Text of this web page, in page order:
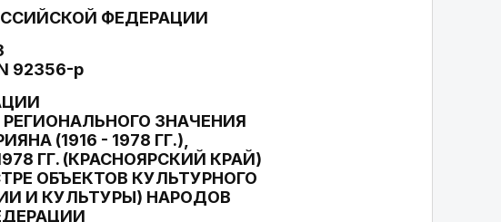
ФЕДЕРАЦИИ
92356-р
ЗНАЧЕНИЯ
(1916 - 1978 ГГ.),
ГГ. (КРАСНОЯРСКИЙ КРАЙ)
ОБЪЕКТОВ КУЛЬТУРНОГО
И КУЛЬТУРЫ) НАРОДОВ